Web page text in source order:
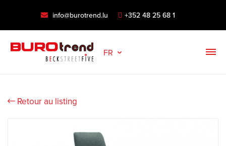
info@burotrend.lu +352 48 25 68 1
FR
Retour au listing